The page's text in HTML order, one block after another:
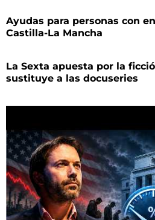
Ayudas para personas con
Castilla-La Mancha
La Sexta apuesta por la
sustituye a las docuseries